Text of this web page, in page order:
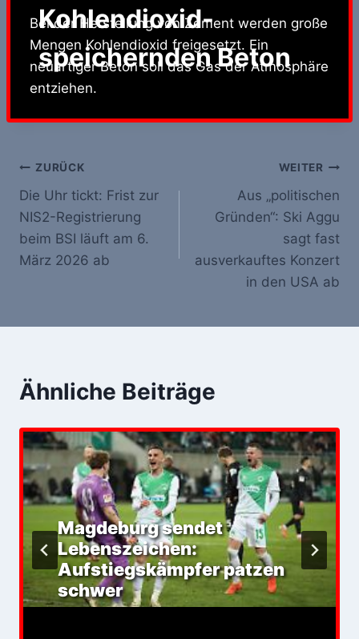
Kohlendioxid-
speichernden Beton
Bei der Herstellung von Zement werden große
Mengen Kohlendioxid freigesetzt. Ein
neuartiger Beton soll das Gas der Atmosphäre
entziehen.
Beitrags-
Navigation
ZURÜCK
Die Uhr tickt: Frist zur
NIS2-Registrierung
beim BSI läuft am 6.
März 2026 ab
WEITER
Aus „politischen
Gründen“: Ski Aggu
sagt fast
ausverkauftes Konzert
in den USA ab
Ähnliche Beiträge
Magdeburg sendet
Lebenszeichen:
Aufstiegskämpfer patzen
schwer